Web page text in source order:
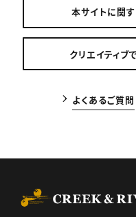
本サイトに関
クリエイティブ
よくあるご質問